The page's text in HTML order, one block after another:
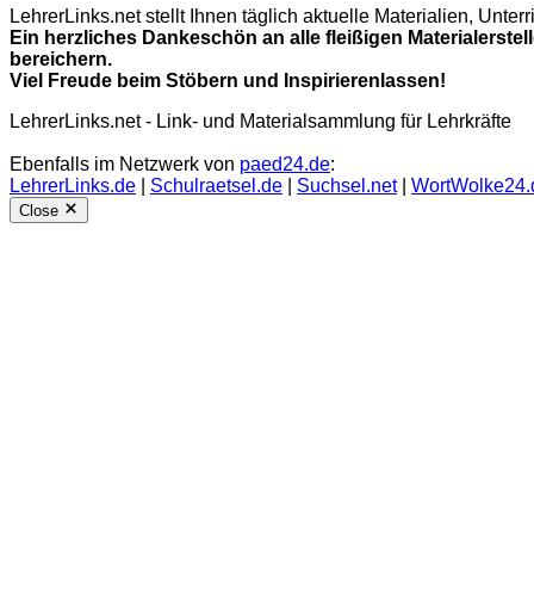
LehrerLinks.net stellt Ihnen täglich aktuelle Materialien,
Ein herzliches Dankeschön an alle fleißigen
bereichern.
Viel Freude beim Stöbern und Inspirierenlassen!
LehrerLinks.net - Link- und Materialsammlung für Lehrkräfte
Ebenfalls im Netzwerk von paed24.de:
LehrerLinks.de
Schulraetsel.de Suchsel.net|
Close